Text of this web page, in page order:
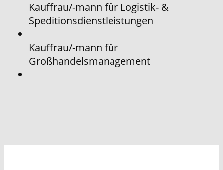
Kauffrau/-mann für Logistik- &
Speditionsdienstleistungen
Kauffrau/-mann für
Großhandelsmanagement